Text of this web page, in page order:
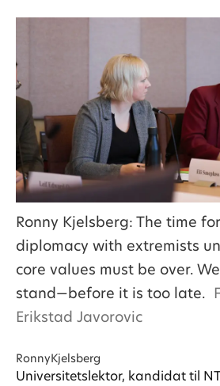
Ronny Kjelsberg: The time
diplomacy with extremists
core values must be over.
stand—before it is too late.
Erikstad Javorovic
RonnyKjelsberg
Universitetslektor, kandidat til